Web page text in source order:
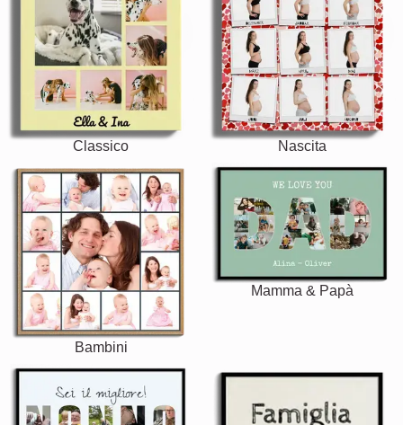
Classico Nascita
Bambini
Mamma & Papà